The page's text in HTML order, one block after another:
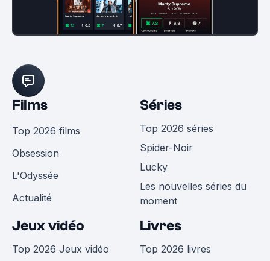
Films
Top 2026 films
Obsession
L'Odyssée
Actualité
Séries
Top 2026 séries
Spider-Noir
Lucky
Les nouvelles séries du
moment
Jeux vidéo
Top 2026 Jeux vidéo
Livres
Top 2026 livres